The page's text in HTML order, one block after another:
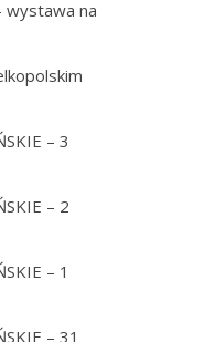
wystawa na
– 3
– 2
– 1
– 31